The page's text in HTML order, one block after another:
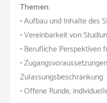
Themen:
• Aufbau und Inhalte des
• Vereinbarkeit von
• Berufliche Perspektiven
•
Zulassungsbeschränkung
• Offene Runde,